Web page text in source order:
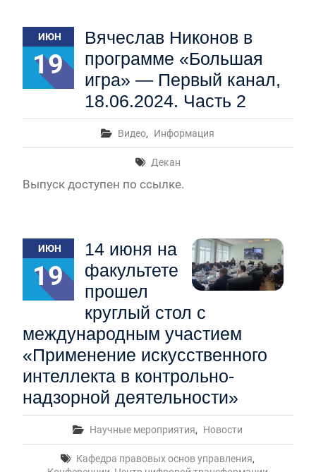
ИЮН
19
Вячеслав Никонов в
программе «Большая
игра» — Первый канал,
18.06.2024. Часть 2
Видео, Информация
Декан
Выпуск доступен по ссылке.
ИЮН
19
14 июня на
факультете
прошел
круглый стол с
международным участием
«Применение искусственного
интеллекта в контрольно-
надзорной деятельности»
Научные мероприятия, Новости
Кафедра правовых основ управления,